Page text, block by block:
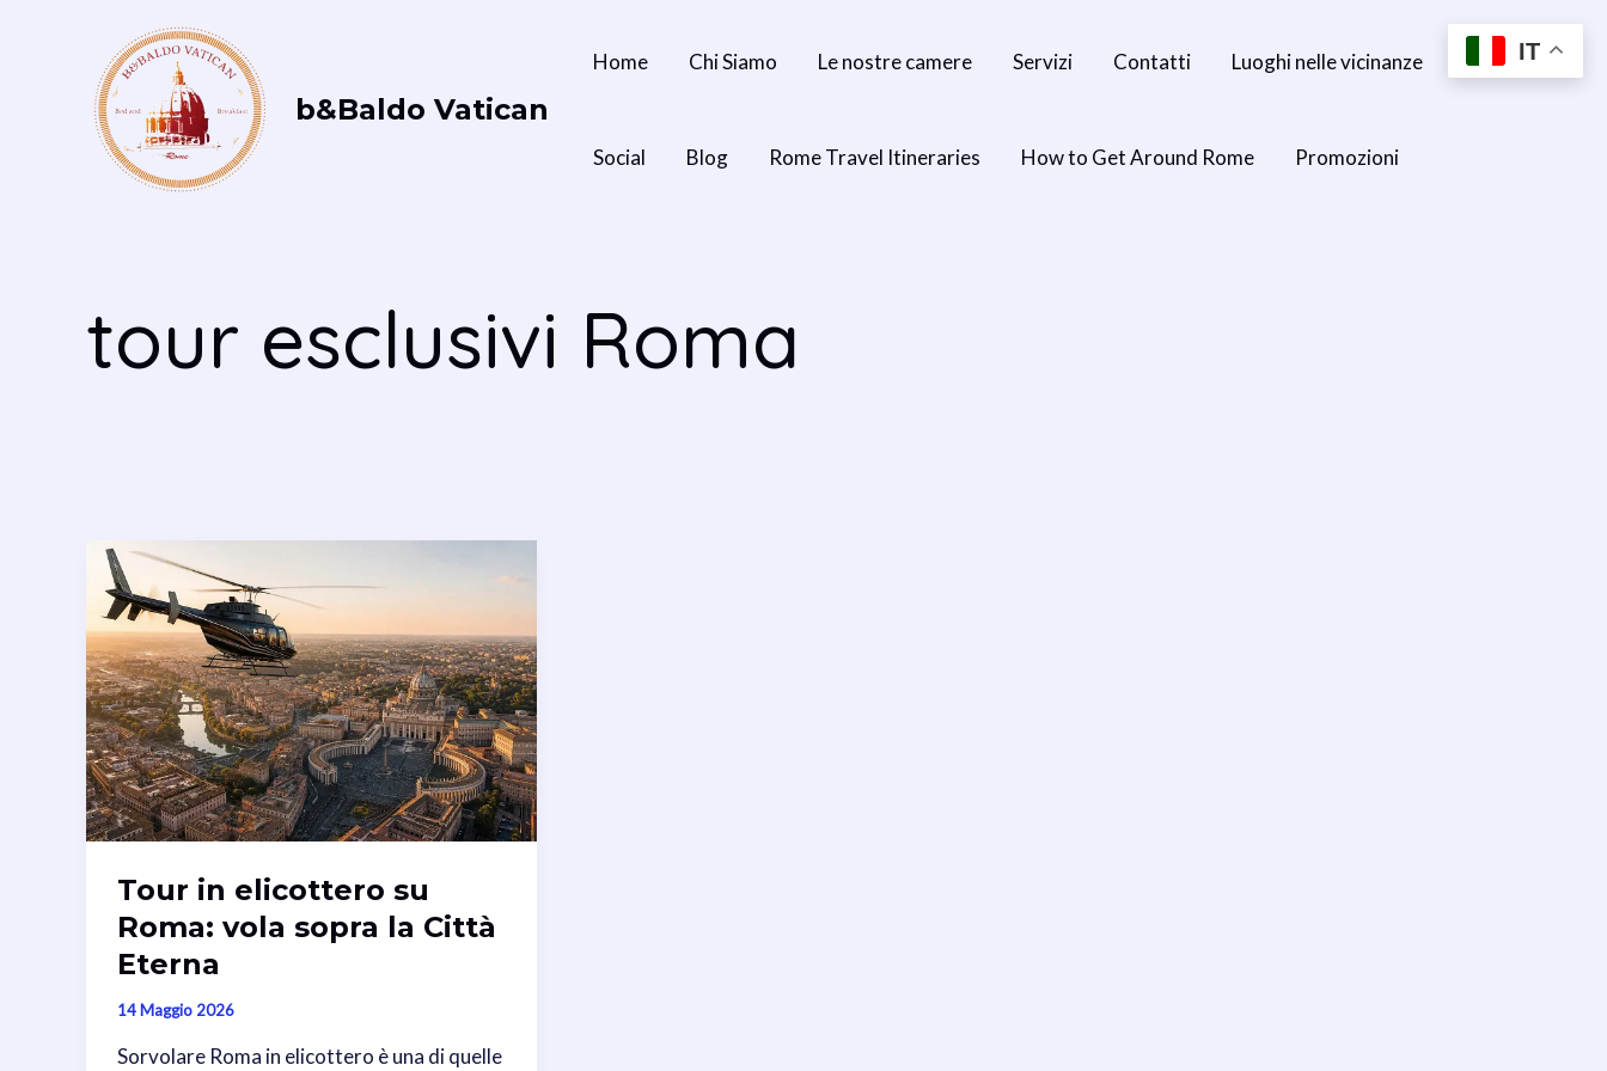
b&Baldo Vatican
Home Chi Siamo Le nostre camere Servizi Contatti Luoghi nelle vicinanze
Social Blog Rome Travel Itineraries How to Get Around Rome Promozioni
tour esclusivi Roma
Tour in elicottero su
Roma: vola sopra la Città
Eterna
14 Maggio 2026
Sorvolare Roma in elicottero è una di quelle
IT